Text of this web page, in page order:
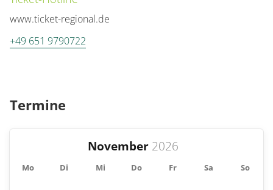
www.ticket-regional.de
+49 651 9790722
Termine
November
Mo Di Mi Do Fr Sa So